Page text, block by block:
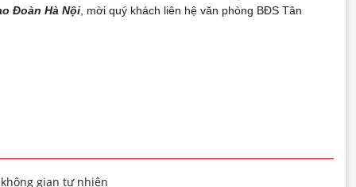
Đoàn Hà Nội , mời quý khách liên hệ văn phòng BĐS Tân
gian tự nhiên